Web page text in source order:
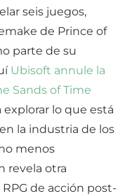
seis juegos,
de Prince of
parte de su
Ubisoft annule la
Sands of Time
explorar lo que está
la industria de los
menos
revela otra
de acción post-